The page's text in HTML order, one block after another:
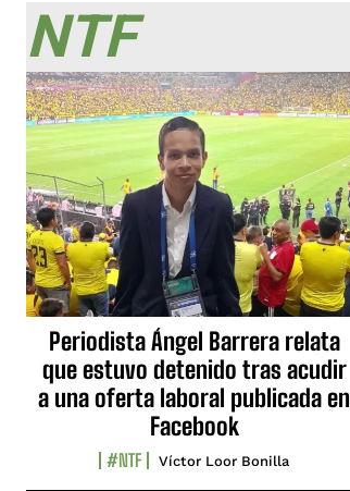
NTF
Periodista Ángel Barrera relata
que estuvo detenido tras acudir
a una oferta laboral publicada en
Facebook
#NTF Víctor Loor Bonilla